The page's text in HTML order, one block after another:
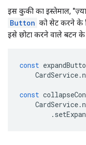
इस कुकी का इस्तेमाल,
Button को सेट करने के
इसे छोटा करने वाले बटन के
const
CardService.
const
CardService.
.